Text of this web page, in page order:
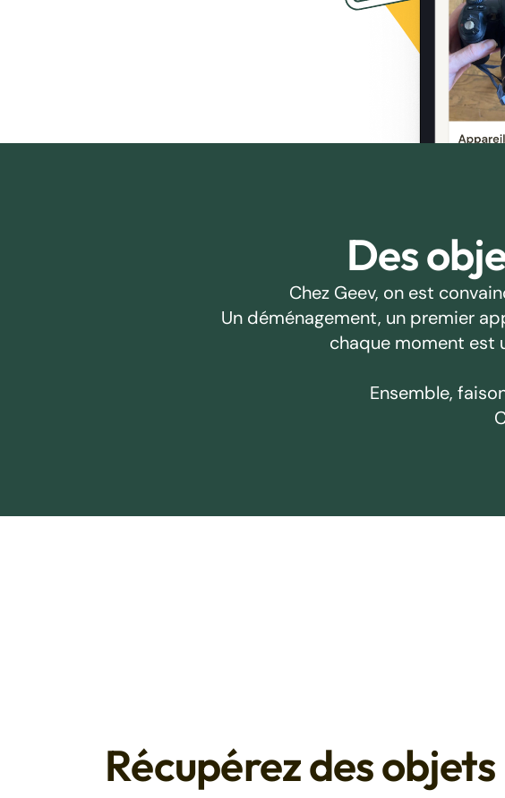
Des
Chez Geev, on est
Un déménagement, un premier
chaque moment est
Ensemble,
Récupérez des objets